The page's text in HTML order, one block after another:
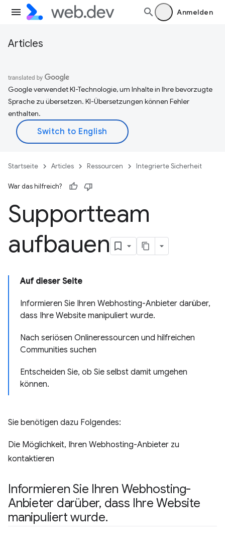
Anmelden
Articles
Google verwendet KI-Technologie, um Inhalte in Ihre bevorzugte
Sprache zu übersetzen. KI-Übersetzungen können Fehler
enthalten.
Startseite Articles Ressourcen Integrierte Sicherheit
War das hilfreich?
Supportteam
aufbauen
Auf dieser Seite
Informieren Sie Ihren Webhosting-Anbieter darüber,
dass Ihre Website manipuliert wurde.
Nach seriösen Onlineressourcen und hilfreichen
Communities suchen
Entscheiden Sie, ob Sie selbst damit umgehen
können.
Sie benötigen dazu Folgendes:
Die Möglichkeit, Ihren Webhosting-Anbieter zu
kontaktieren
Informieren Sie Ihren Webhosting-
Anbieter darüber, dass Ihre Website
manipuliert wurde.